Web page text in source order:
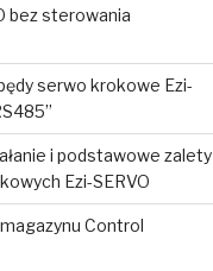
bez sterowania
serwo krokowe Ezi-
i podstawowe zalety
Ezi-SERVO
Control